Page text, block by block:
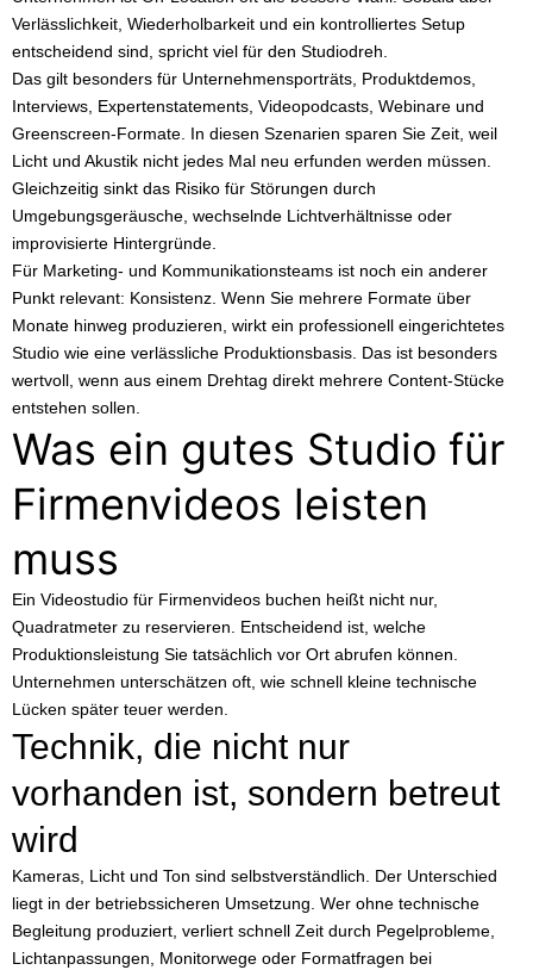
Verlässlichkeit, Wiederholbarkeit und ein kontrolliertes Setup
entscheidend sind, spricht viel für den Studiodreh.
Das gilt besonders für Unternehmensporträts, Produktdemos,
Interviews, Expertenstatements, Videopodcasts , Webinare und
Greenscreen-Formate. In diesen Szenarien sparen Sie Zeit, weil
Licht und Akustik nicht jedes Mal neu erfunden werden müssen.
Gleichzeitig sinkt das Risiko für Störungen durch
Umgebungsgeräusche, wechselnde Lichtverhältnisse oder
improvisierte Hintergründe.
Für Marketing- und Kommunikationsteams ist noch ein anderer
Punkt relevant: Konsistenz. Wenn Sie mehrere Formate über
Monate hinweg produzieren, wirkt ein professionell eingerichtetes
Studio wie eine verlässliche Produktionsbasis. Das ist besonders
wertvoll, wenn aus einem Drehtag direkt mehrere Content-Stücke
entstehen sollen.
Was ein gutes Studio für
Firmenvideos leisten
muss
Ein Videostudio für Firmenvideos buchen heißt nicht nur,
Quadratmeter zu reservieren. Entscheidend ist, welche
Produktionsleistung Sie tatsächlich vor Ort abrufen können.
Unternehmen unterschätzen oft, wie schnell kleine technische
Lücken später teuer werden.
Technik, die nicht nur
vorhanden ist, sondern betreut
wird
Kameras, Licht und Ton sind selbstverständlich. Der Unterschied
liegt in der betriebssicheren Umsetzung. Wer ohne technische
Begleitung produziert, verliert schnell Zeit durch Pegelprobleme,
Lichtanpassungen, Monitorwege oder Formatfragen bei